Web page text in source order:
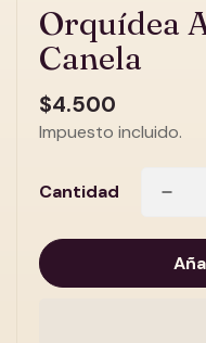
Orquídea
Canela
Precio
regular
$4.500
Impuesto incluido.
Cantidad